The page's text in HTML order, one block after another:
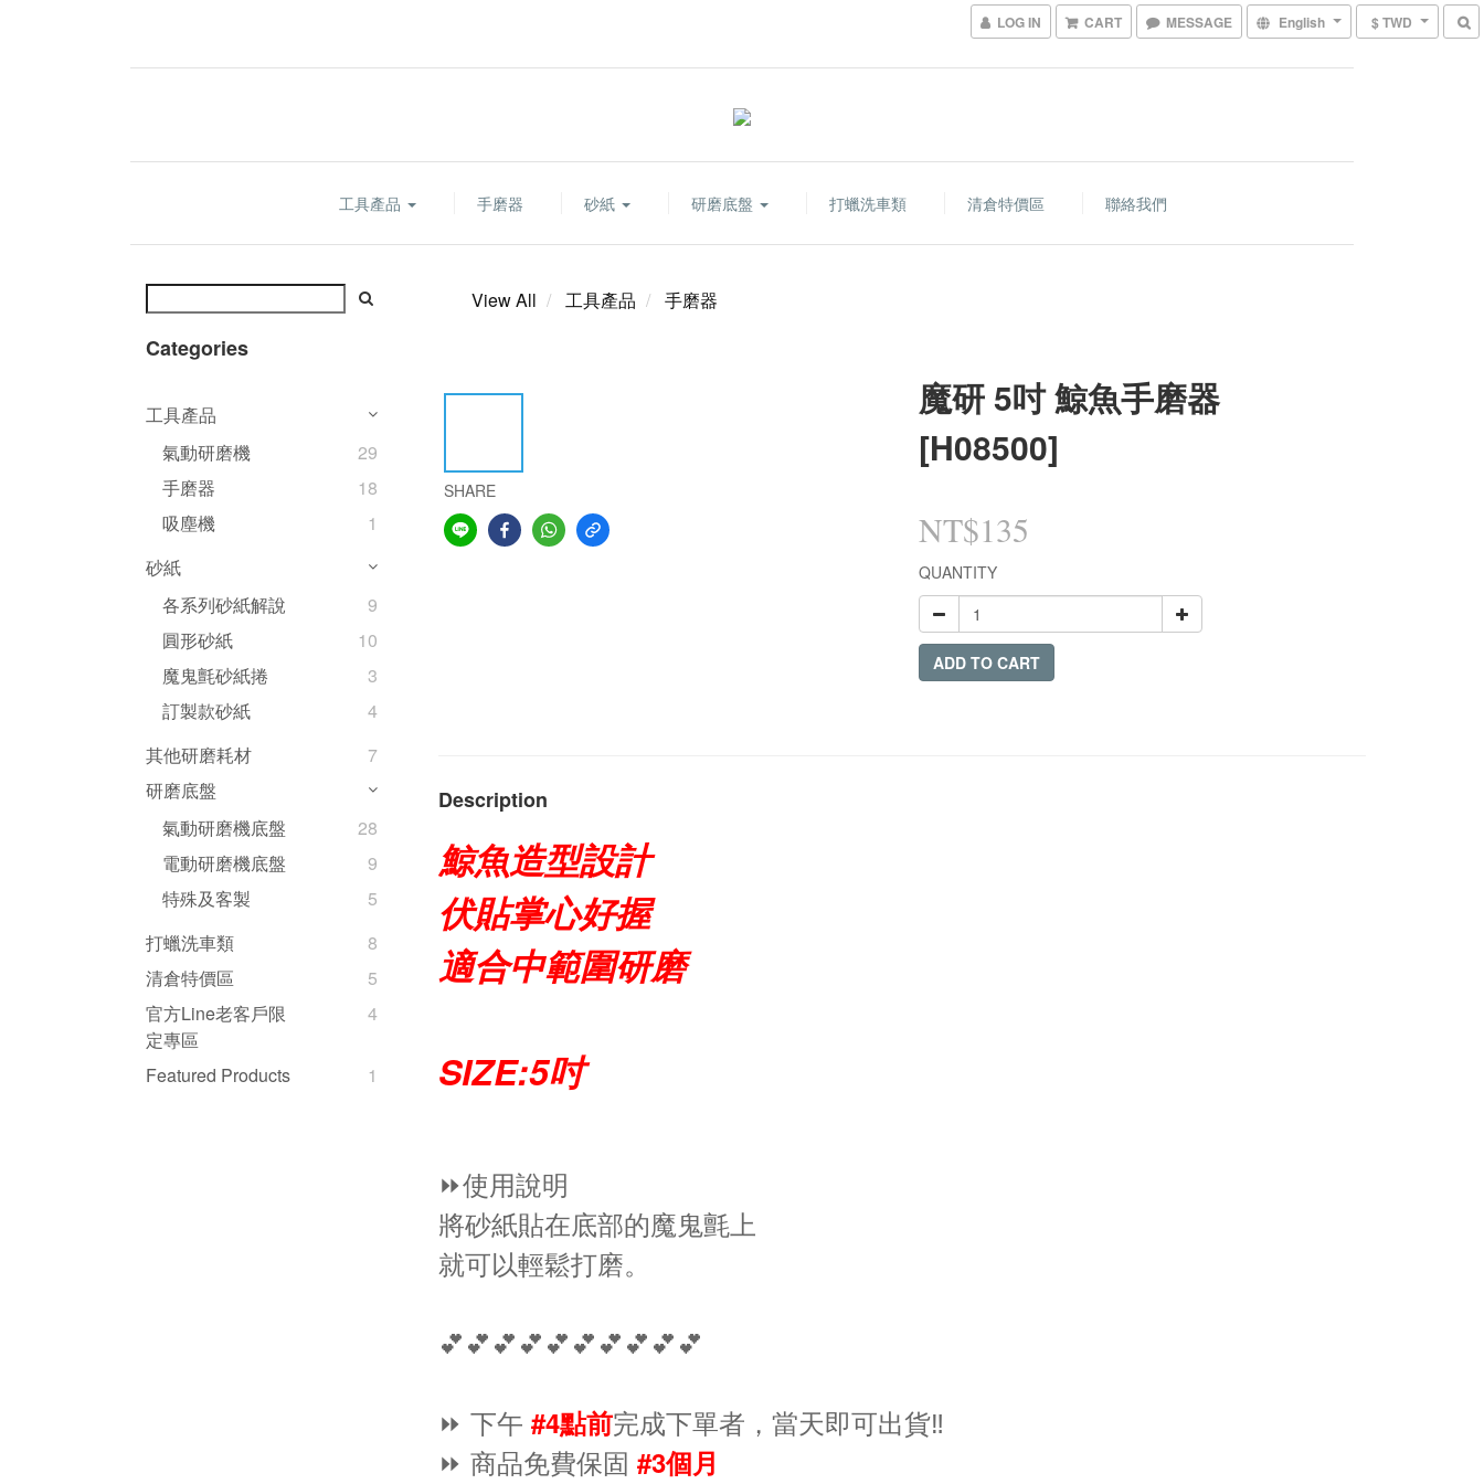
LOG IN CART MESSAGE English $ TWD
工具產品 手磨器 砂紙 研磨底盤 打蠟洗車類 清倉特價區 聯絡我們
Categories
工具產品
氣動研磨機
29
手磨器
18
吸塵機
1
砂紙
各系列砂紙解說
9
圓形砂紙
10
魔鬼氈砂紙捲
3
訂製款砂紙
4
其他研磨耗材
7
研磨底盤
氣動研磨機底盤
28
電動研磨機底盤
9
特殊及客製
5
打蠟洗車類
8
清倉特價區
5
官方Line老客戶限
定專區
4
Featured Products 1
View All 工具產品 手磨器
SHARE
魔研 5吋 鯨魚手磨器
[H08500]
NT$135
QUANTITY
ADD TO CART
Description
鯨魚造型設計
伏貼掌心好握
適合中範圍研磨
SIZE:5吋
⏩使用說明
將砂紙貼在底部的魔鬼氈上
就可以輕鬆打磨。
💕💕💕💕💕💕💕💕💕💕
⏩ 下午 #4點前完成下單者，當天即可出貨‼️
⏩ 商品免費保固 #3個月